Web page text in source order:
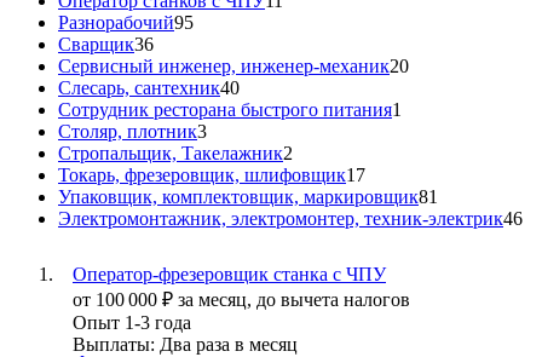
Разнорабочий95
Сварщик36
Сервисный инженер, инженер-механик20
Слесарь, сантехник40
Сотрудник ресторана быстрого питания1
Столяр, плотник3
Стропальщик, Такелажник2
Токарь, фрезеровщик, шлифовщик17
Упаковщик, комплектовщик, маркировщик81
Электромонтажник, электромонтер, техник-электрик46
Оператор-фрезеровщик станка с ЧПУ
от 100 000 ₽ за месяц, до вычета налогов
Опыт 1-3 года
Выплаты: Два раза в месяц